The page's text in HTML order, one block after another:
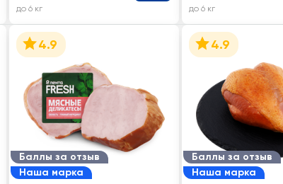
до 6 кг до 6 кг
Баллы за отзыв
Наша марка
4.9
Баллы за отзыв
Наша марка
4.9